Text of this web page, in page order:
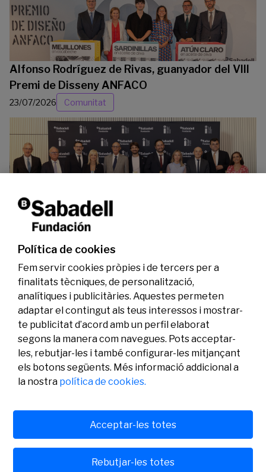
Alfonso Rodríguez de Rivas, guanyador del VIII
Premi de Disseny ANFACO
23/07/2026 Comunitat
La Fundació Banc Sabadell reconeix a dos
investigadors en els àmbits de l’edició del
genoma i l’energia neta
Legal
Avís legal
Activitat
Convocatòries
Social
Política de cookies
Fem servir cookies pròpies i de tercers per a
finalitats tècniques, de personalització,
analítiques i publicitàries. Aquestes permeten
adaptar el contingut als teus interessos i mostrar-
te publicitat d’acord amb un perfil elaborat
segons la manera com navegues. Pots acceptar-
les, rebutjar-les i també configurar-les mitjançant
els botons següents. Més informació addicional a
la nostra política de cookies.
Rebutjar-les totes
Acceptar-les totes